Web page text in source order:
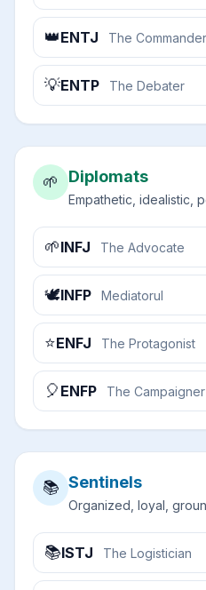
👑ENTJ The Commander
💡ENTP The Debater
🌱 Diplomats
Empathetic, idealistic,
🌱INFJ The Advocate
🕊️INFP Mediatorul
⭐ENFJ The Protagonist
🎈 ENFP The Campaigner
📚 Sentinels
Organized, loyal,
📚ISTJ The Logistician